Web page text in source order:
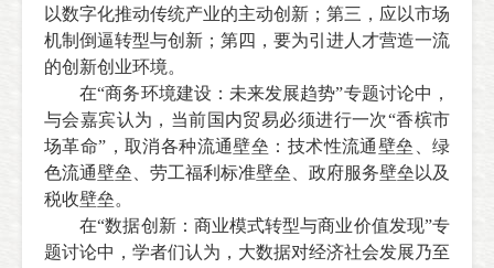
以数字化推动传统产业的主动创新；第三，应以市场
机制倒逼转型与创新；第四，要为引进人才营造一流
的创新创业环境。
在“商务环境建设：未来发展趋势”专题讨论中，
与会嘉宾认为，当前国内贸易必须进行一次“香槟市
场革命”，取消各种流通壁垒：技术性流通壁垒、绿
色流通壁垒、劳工福利标准壁垒、政府服务壁垒以及
税收壁垒。
在“数据创新：商业模式转型与商业价值发现”专
题讨论中，学者们认为，大数据对经济社会发展乃至